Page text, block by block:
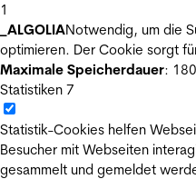
1
_ALGOLIANotwendig, um die
optimieren. Der Cookie sorgt
Maximale Speicherdauer:
Statistiken 7
Statistik-Cookies helfen
Besucher mit Webseiten
gesammelt und gemeldet